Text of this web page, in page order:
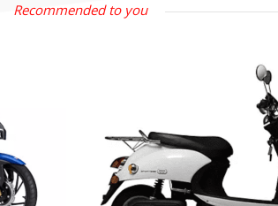
Recommended to you